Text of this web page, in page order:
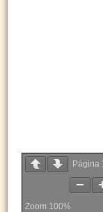
Página
Zoom 100%